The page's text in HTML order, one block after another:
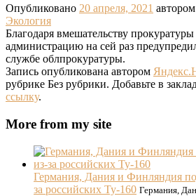
Опубликовано 20 апреля, 2021 автором
Экология
Благодаря вмешательству
администрацию на сей раз
службе облпрокуратуры.
Запись опубликована автором
рубрике Без рубрики. Добавьте в
ссылку.
More from my site
Германия, Дания и Финляндия
за российских Ту-160 Германия,